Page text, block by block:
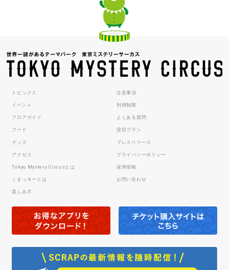
トピックス
イベント
フロアガイド
フード
グッズ
アクセス
Tokyo Mystery Circusとは
くまっキーとは
楽しみ方
注意事項
利用制限
よくある質問
貸切プラン
プレスリリース
プライバシーポリシー
採用情報
お問い合わせ